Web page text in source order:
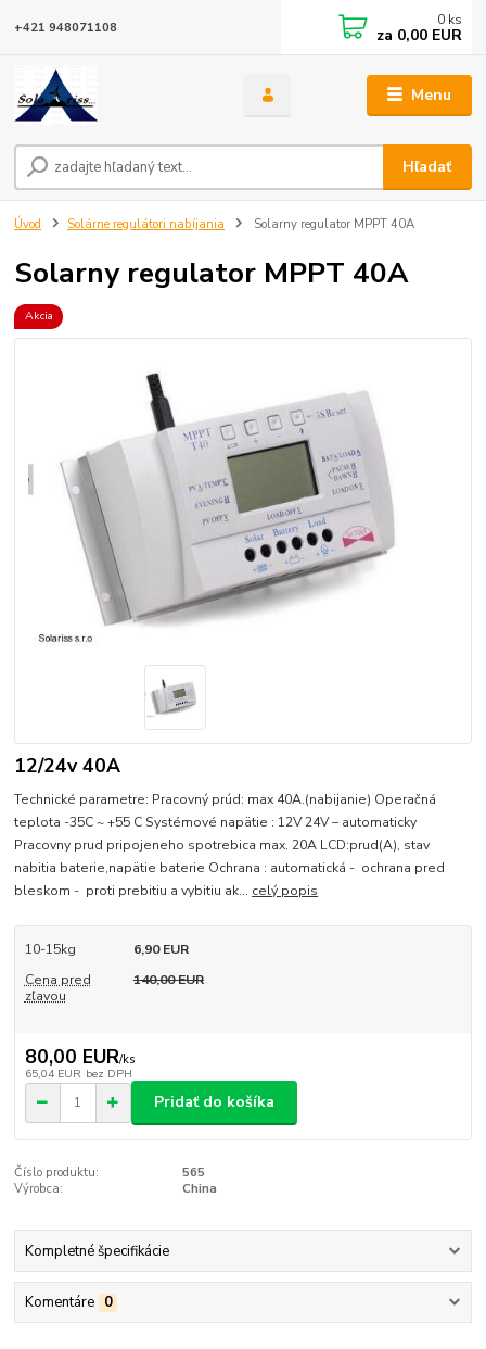
Menu
Hľadať
+421 948071108 0 ks
za 0,00 EUR
Úvod Solárne regulátori nabíjania Solarny regulator MPPT 40A
Solarny regulator MPPT 40A
Akcia
12/24v 40A
Technické parametre: Pracovný prúd: max 40A.(nabijanie) Operačná
teplota -35C ~ +55 C Systémové napätie : 12V 24V – automaticky
Pracovny prud pripojeneho spotrebica max. 20A LCD:prud(A), stav
nabitia baterie,napätie baterie Ochrana : automatická - ochrana pred
bleskom - proti prebitiu a vybitiu ak... celý popis
10-15kg
6,90 EUR
Cena pred
zľavou
140,00 EUR
80,00 EUR/ks
65,04 EUR bez DPH
Pridať do košíka
Číslo produktu:
565
Výrobca:
China
Kompletné špecifikácie
Komentáre 0